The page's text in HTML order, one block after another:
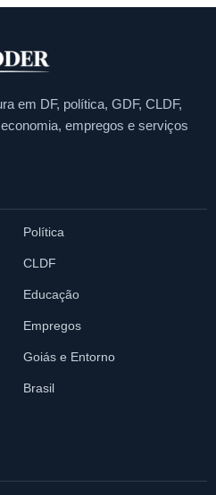
em DF, política, GDF, CLDF,
empregos e serviços
Política
CLDF
Educação
Empregos
Goiás e Entorno
Brasil